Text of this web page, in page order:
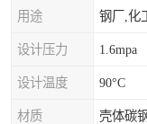
用途 钢厂,化
设计压力 1.6mpa
设计温度 90°C
材质 壳体碳钢